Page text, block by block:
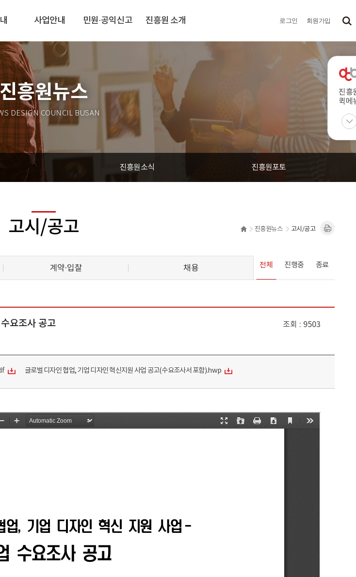
사업안내 민원·공익신고 진흥원 소개 로그인 회원가입
진흥
퀵메
진흥원뉴스
DESIGN COUNCIL BUSAN
진흥원소식 진흥원포토
고시/공고 진흥원뉴스 고시/공고
계약·입찰 채용 전체 진행중 종료
요조사 공고 조회 9503
글로벌 디자인 협업, 기업 디자인 혁신지원 사업 공고(수요조사서 포함).hwp